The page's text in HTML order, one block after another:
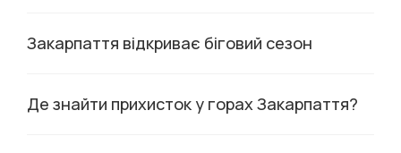
Закарпаття відкриває біговий сезон
Де знайти прихисток у горах Закарпаття?